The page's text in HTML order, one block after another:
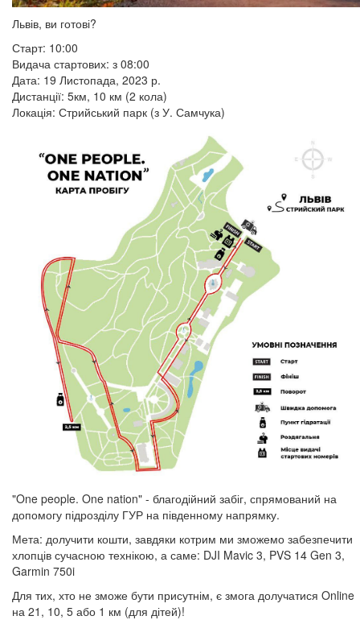
Львів, ви готові?
Старт: 10:00
Видача стартових: з 08:00
Дата: 19 Листопада, 2023 р.
Дистанції: 5км, 10 км (2 кола)
Локація: Стрийський парк (з У. Самчука)
"One people. One nation" - благодійний забіг, спрямований на
допомогу підрозділу ГУР на південному напрямку.
Мета: долучити кошти, завдяки котрим ми зможемо забезпечити
хлопців сучасною технікою, а саме: DJI Mavic 3, PVS 14 Gen 3,
Garmin 750i
Для тих, хто не зможе бути присутнім, є змога долучатися Online
на 21, 10, 5 або 1 км (для дітей)!